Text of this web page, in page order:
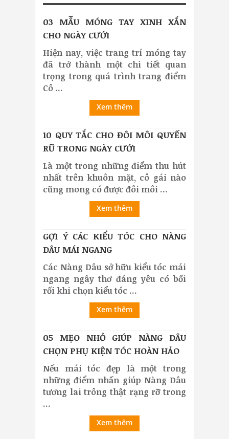
03 MẪU MÓNG TAY XINH XẮN
CHO NGÀY CƯỚI
Hiện nay, việc trang trí móng tay
đã trở thành một chi tiết quan
trọng trong quá trình trang điểm
Cô ...
Xem thêm
10 QUY TẮC CHO ĐÔI MÔI QUYẾN
RŨ TRONG NGÀY CƯỚI
Là một trong những điểm thu hút
nhất trên khuôn mặt, cô gái nào
cũng mong có được đôi môi ...
Xem thêm
GỢI Ý CÁC KIỂU TÓC CHO NÀNG
DÂU MÁI NGANG
Các Nàng Dâu sở hữu kiểu tóc mái
ngang ngây thơ đáng yêu có bối
rối khi chọn kiểu tóc ...
Xem thêm
05 MẸO NHỎ GIÚP NÀNG DÂU
CHỌN PHỤ KIỆN TÓC HOÀN HẢO
Nếu mái tóc đẹp là một trong
những điểm nhấn giúp Nàng Dâu
tương lai trông thật rạng rỡ trong
...
Xem thêm